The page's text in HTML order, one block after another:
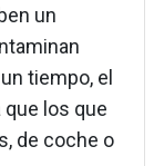
un
tiempo, el
los que
de coche o